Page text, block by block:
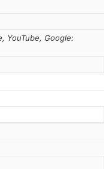
YouTube, Google